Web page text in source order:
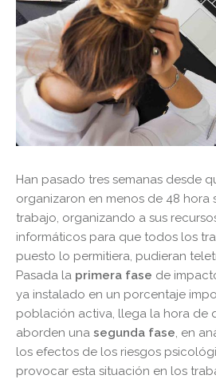
Han pasado tres semanas desde
organizaron en menos de 48 hora
trabajo, organizando a sus
informáticos para que todos los
puesto lo permitiera, pudieran
Pasada la primera fase de
ya instalado en un porcentaje
población activa, llega la hora de
aborden una segunda fase, en
los efectos de los riesgos
provocar esta situación en los